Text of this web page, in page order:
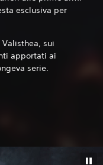
esclusiva per
sui
apportati ai
serie.